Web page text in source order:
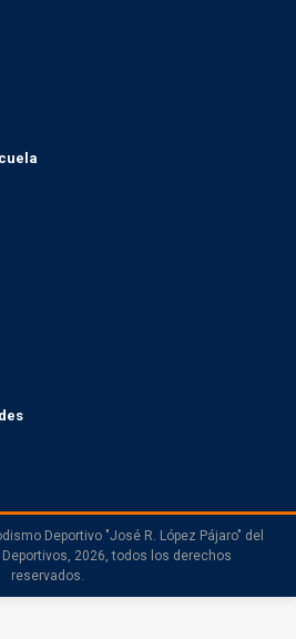
Deportivo "José R. López Pájaro" del
2026, todos los derechos
reservados.